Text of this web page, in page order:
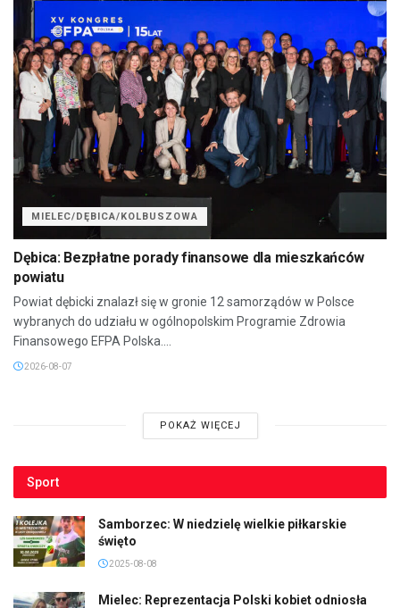
MIELEC/DĘBICA/KOLBUSZOWA
Dębica: Bezpłatne porady finansowe dla mieszkańców
powiatu
Powiat dębicki znalazł się w gronie 12 samorządów w Polsce
wybranych do udziału w ogólnopolskim Programie Zdrowia
Finansowego EFPA Polska....
2026-08-07
POKAŻ WIĘCEJ
Sport
Samborzec: W niedzielę wielkie piłkarskie
święto
2025-08-08
Mielec: Reprezentacja Polski kobiet odniosła